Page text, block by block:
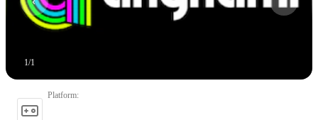
1/1
Platform: